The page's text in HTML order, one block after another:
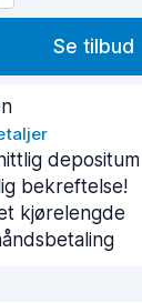
Se tilbud
depositum
bekreftelse!
kjørelengde